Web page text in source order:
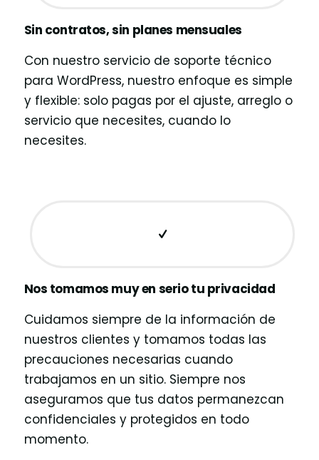
Sin contratos, sin planes mensuales
Con nuestro servicio de soporte técnico
para WordPress, nuestro enfoque es simple
y flexible: solo pagas por el ajuste, arreglo o
servicio que necesites, cuando lo
necesites.
Nos tomamos muy en serio tu privacidad
Cuidamos siempre de la información de
nuestros clientes y tomamos todas las
precauciones necesarias cuando
trabajamos en un sitio. Siempre nos
aseguramos que tus datos permanezcan
confidenciales y protegidos en todo
momento.